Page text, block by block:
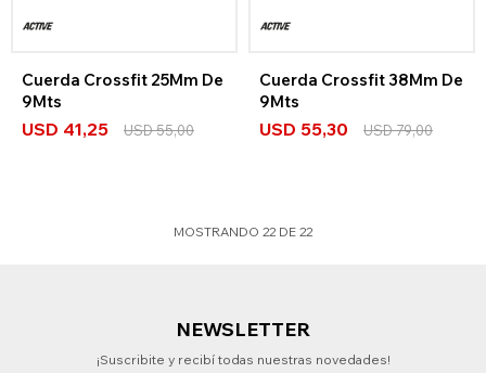
Cuerda Crossfit 25Mm De
9Mts
USD 41,25 USD55,00
Cuerda Crossfit 38Mm De
9Mts
USD 55,30 USD79,00
MOSTRANDO 22 DE 22
NEWSLETTER
¡Suscribite y recibí todas nuestras novedades!